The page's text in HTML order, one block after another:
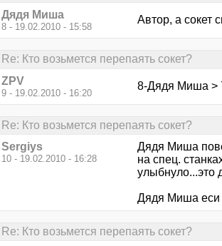
Дядя Миша
8 - 19.02.2010 - 15:58
Автор, а сокет
Re: Кто возьмется перепаять сокет?
ZPV
9 - 19.02.2010 - 16:20
8-Дядя Миша >
Re: Кто возьмется перепаять сокет?
Sergiys
10 - 19.02.2010 - 16:28
Дядя Миша
на спец.
улыбнуло...это
Дядя Миша еси
Re: Кто возьмется перепаять сокет?